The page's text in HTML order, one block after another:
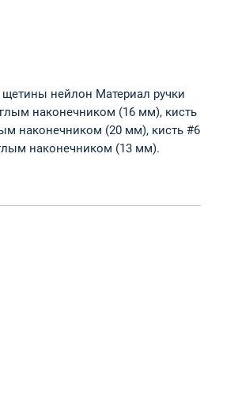
нейлон Материал ручки
наконечником (16 мм), кисть
наконечником (20 мм), кисть #6
наконечником (13 мм).